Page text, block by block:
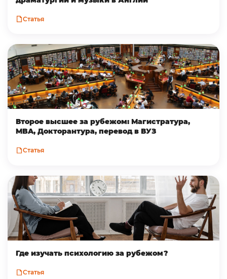
Статья
Второе высшее за рубежом: Магистратура,
MBA, Докторантура, перевод в ВУЗ
Статья
Где изучать психологию за рубежом?
Статья